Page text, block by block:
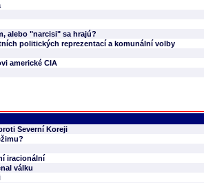
alebo "narcisi" sa hrajú?
politických reprezentací a komunální volby
americké CIA
Severní Koreji
iracionální
válku